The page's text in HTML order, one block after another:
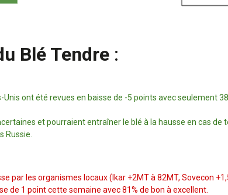
Blé Tendre :
ont été revues en baisse de -5 points avec seulement
et pourraient entraîner le blé à la hausse en cas de
Russie.
par les organismes locaux (Ikar +2MT à 82MT, Sovecon
de 1 point cette semaine avec 81% de bon à excellent.